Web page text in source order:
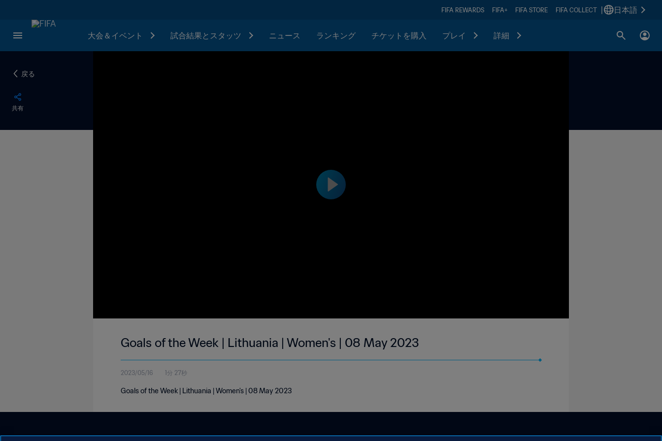
FIFA REWARDS FIFA+ FIFA STORE FIFA COLLECT 日本語
大会＆イベント 試合結果とスタッツ ニュース ランキング チケットを購入 プレイ 詳細
戻る
共有
Goals of the Week | Lithuania | Women's | 08 May 2023
2023/05/16 1分 27秒
Goals of the Week | Lithuania | Women's | 08 May 2023